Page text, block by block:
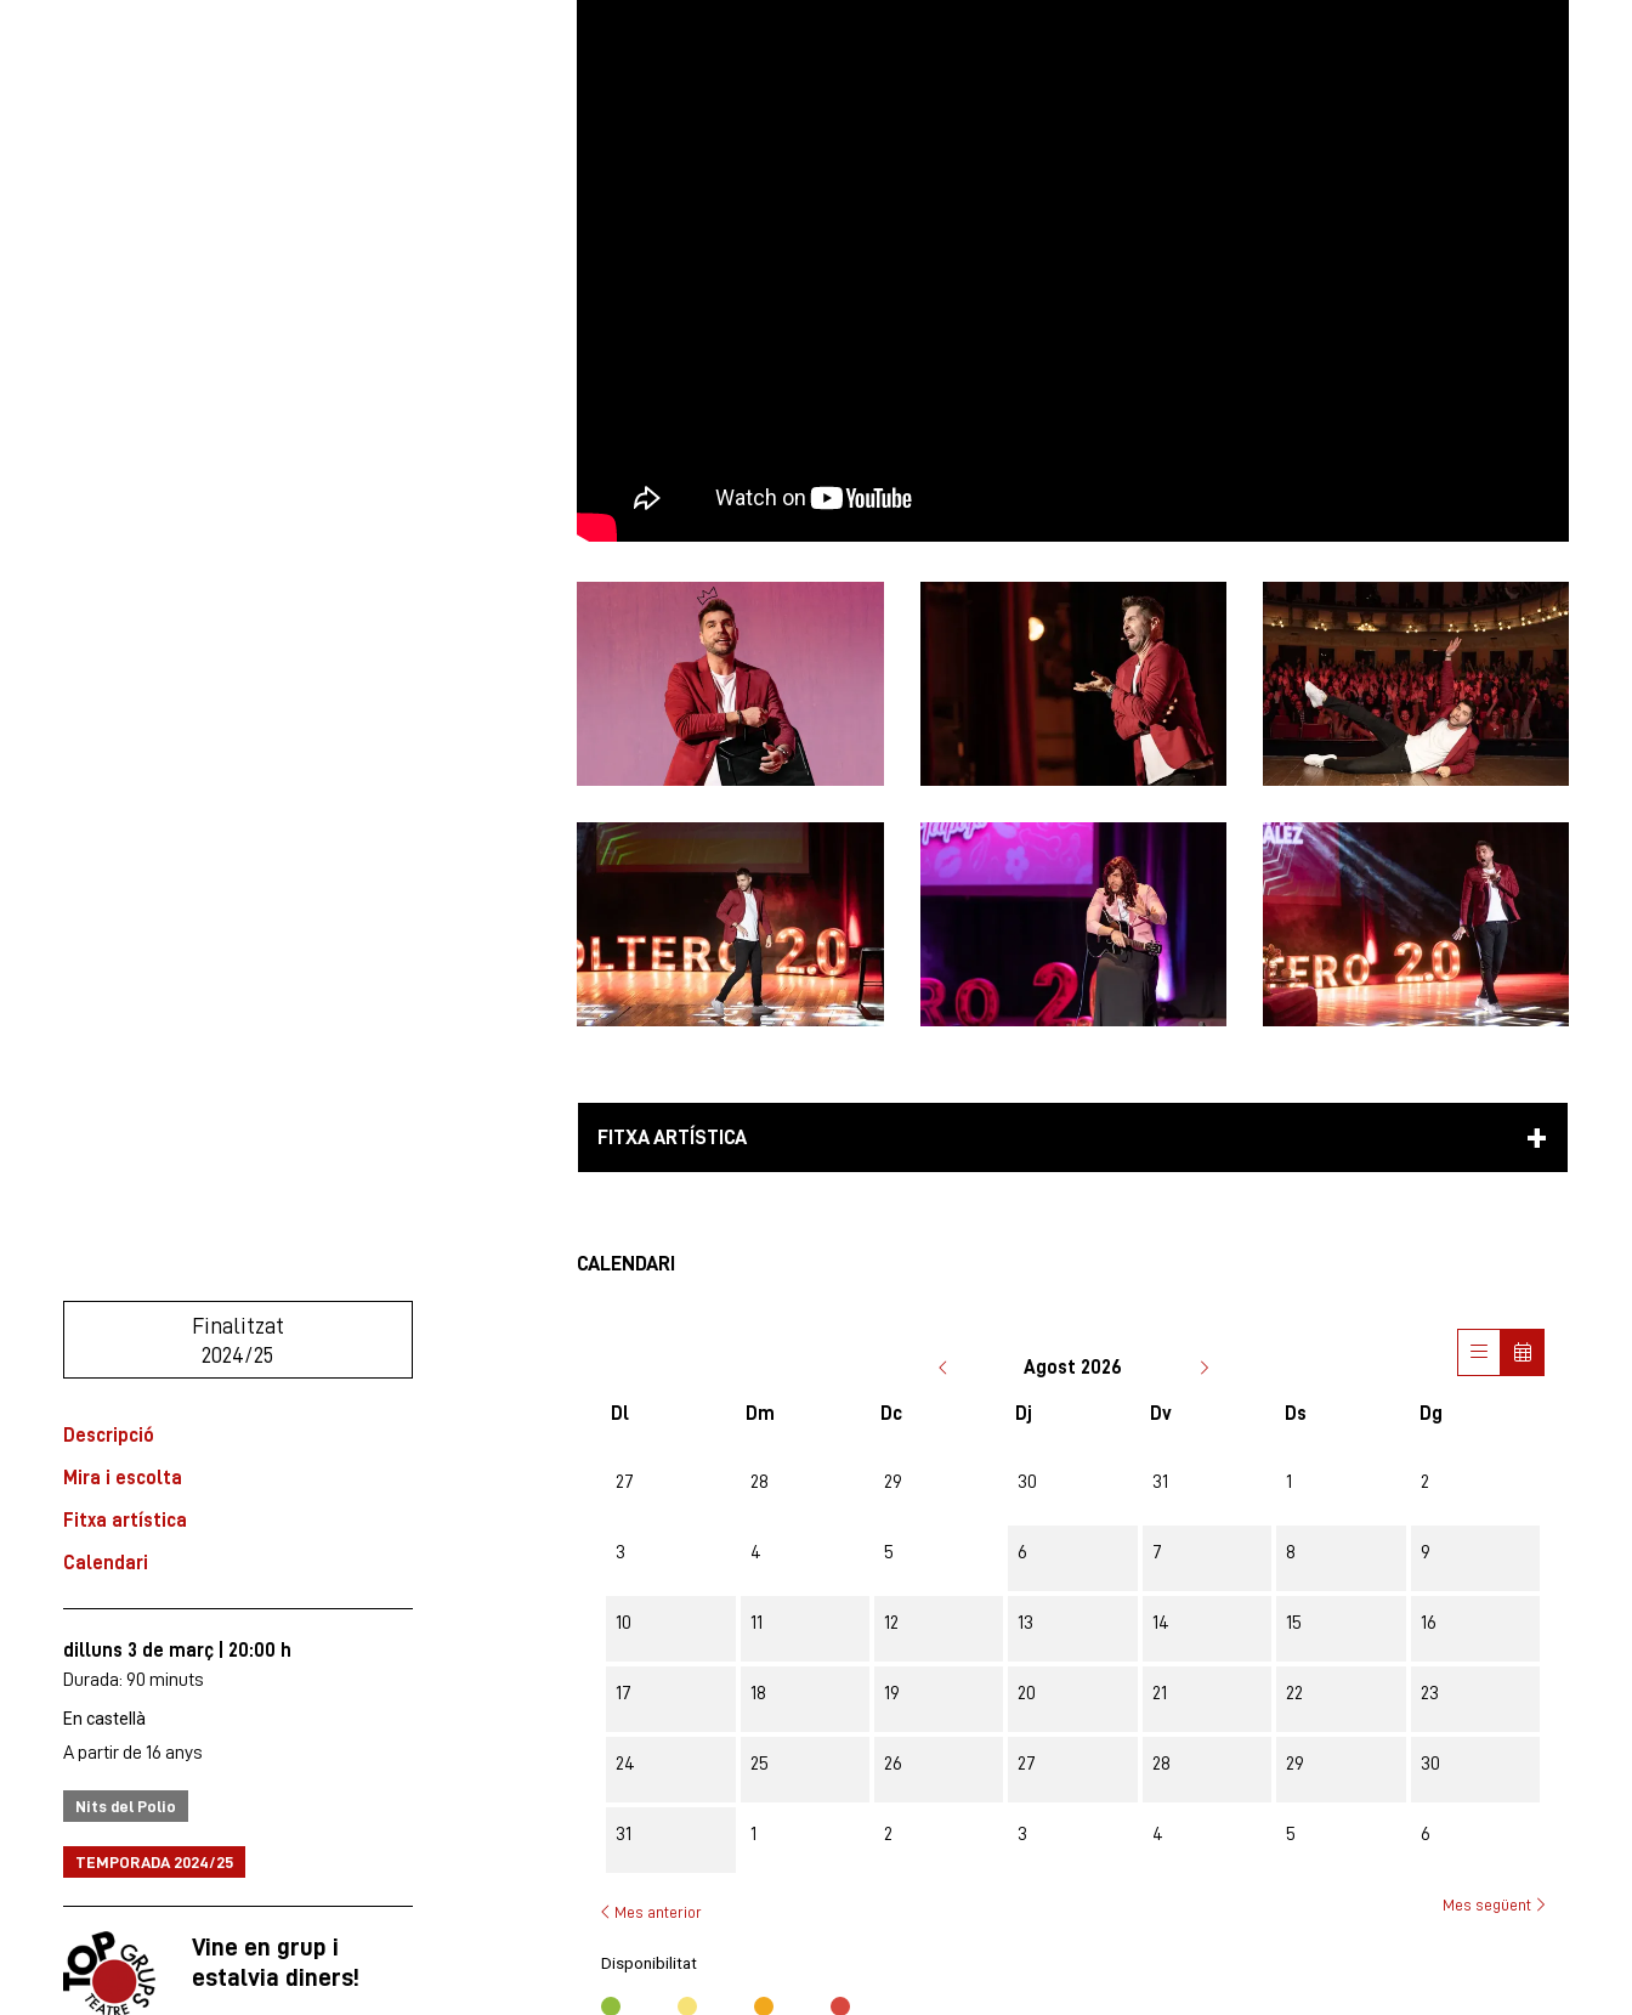
Finalitzat
2024/25
Descripció
Mira i escolta
Fitxa artística
Calendari
dilluns 3 de març
20:00 h
Durada: 90 minuts
En castellà
A partir de 16 anys
Nits del Polio
TEMPORADA 2024/25
Vine en grup i
estalvia diners!
FITXA ARTÍSTICA
CALENDARI
Agost 2026
Dl Dm Dc Dj Dv Ds Dg
No hi ha cap activitat aquest mes
27 28 29 30 31 1 2
3 4 5 6 7 8 9
10 11 12 13 14 15 16
17 18 19 20 21 22 23
24 25 26 27 28 29 30
31 1 2 3 4 5 6
Mes anterior Mes següent
Disponibilitat